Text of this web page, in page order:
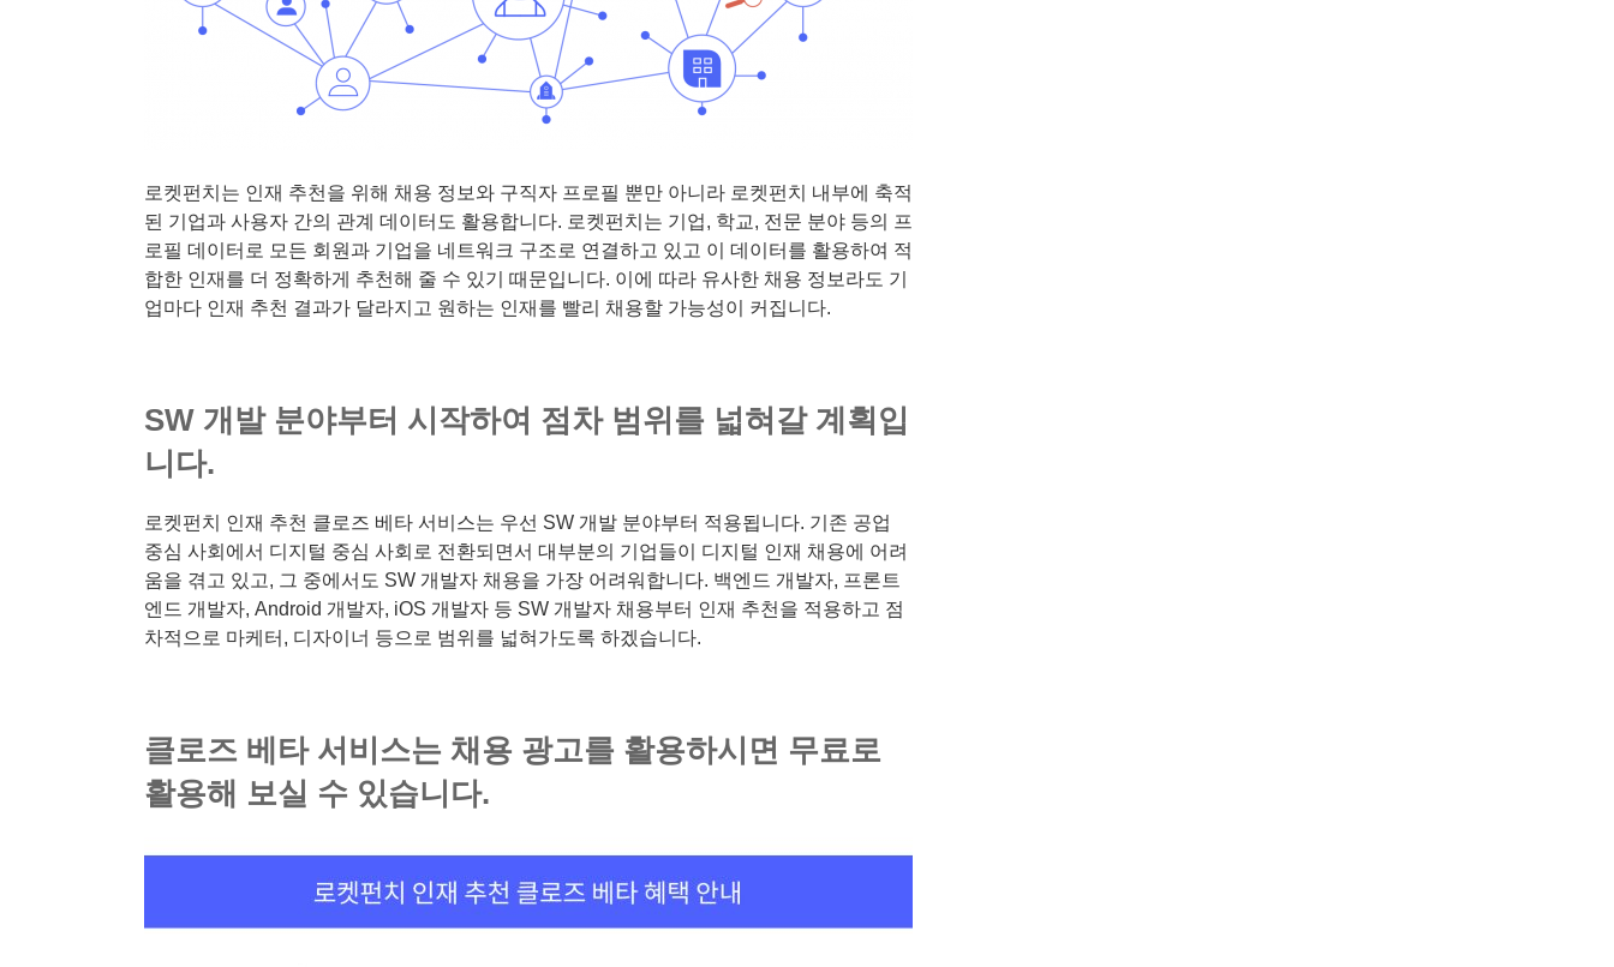
로켓펀치는 인재 추천을 위해 채용 정보와 구직자 프로필 뿐만 아니라 로켓펀치 내부에 축적
된 기업과 사용자 간의 관계 데이터도 활용합니다. 로켓펀치는 기업, 학교, 전문 분야 등의 프
로필 데이터로 모든 회원과 기업을 네트워크 구조로 연결하고 있고 이 데이터를 활용하여 적
합한 인재를 더 정확하게 추천해 줄 수 있기 때문입니다. 이에 따라 유사한 채용 정보라도 기
업마다 인재 추천 결과가 달라지고 원하는 인재를 빨리 채용할 가능성이 커집니다.
SW 개발 분야부터 시작하여 점차 범위를 넓혀갈 계획입
니다.
로켓펀치 인재 추천 클로즈 베타 서비스는 우선 SW 개발 분야부터 적용됩니다. 기존 공업
중심 사회에서 디지털 중심 사회로 전환되면서 대부분의 기업들이 디지털 인재 채용에 어려
움을 겪고 있고, 그 중에서도 SW 개발자 채용을 가장 어려워합니다. 백엔드 개발자, 프론트
엔드 개발자, Android 개발자, iOS 개발자 등 SW 개발자 채용부터 인재 추천을 적용하고 점
차적으로 마케터, 디자이너 등으로 범위를 넓혀가도록 하겠습니다.
클로즈 베타 서비스는 채용 광고를 활용하시면 무료로
활용해 보실 수 있습니다.